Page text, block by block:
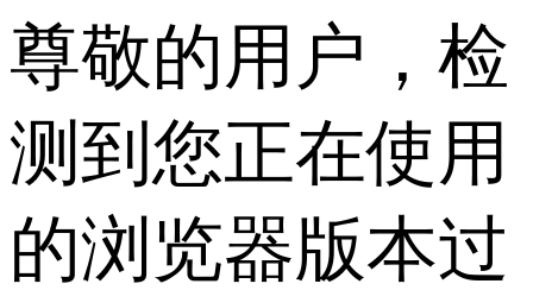
尊敬的用户，检
测到您正在使用
的浏览器版本过